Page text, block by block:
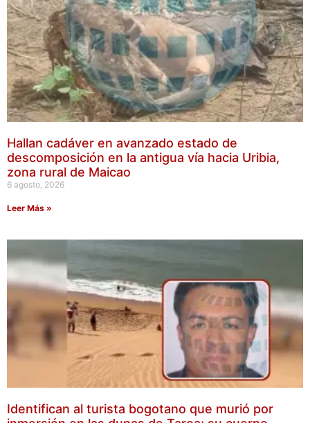
Hallan cadáver en avanzado estado de
descomposición en la antigua vía hacia Uribia,
zona rural de Maicao
6 agosto, 2026
Leer Más »
Identifican al turista bogotano que murió por